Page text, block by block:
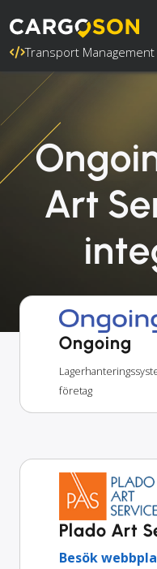
Transport
Art
Ongoing
företag
Plado Art
Besök